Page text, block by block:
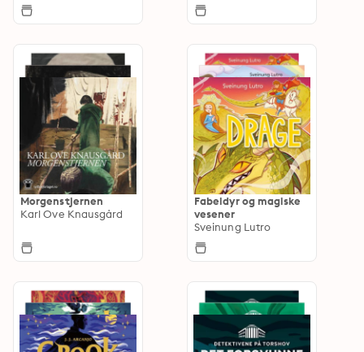
Morgenstjernen
Karl Ove Knausgård
Fabeldyr og magiske
vesener
Sveinung Lutro